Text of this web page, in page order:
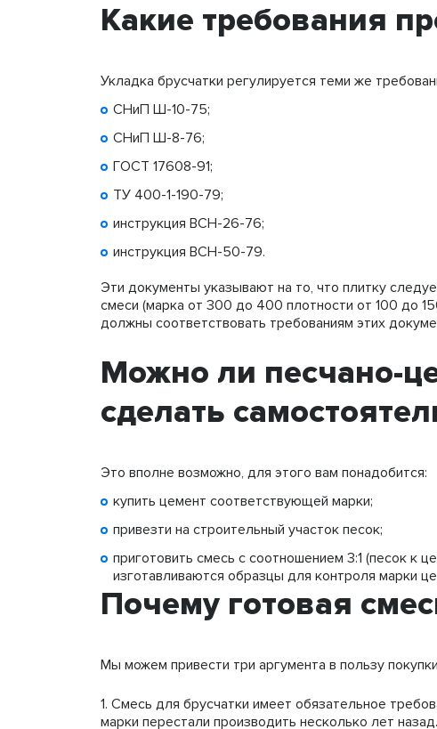
Какие требования
Укладка брусчатки регулируется теми же
СНиП Ш-10-75;
СНиП Ш-8-76;
ГОСТ 17608-91;
ТУ 400-1-190-79;
инструкция ВСН-26-76;
инструкция ВСН-50-79.
Эти документы указывают на то, что плитку
смеси (марка от 300 до 400 плотности от 100 до
должны соответствовать требованиям этих
Можно ли песчано-
сделать
Это вполне возможно, для этого вам понадобится:
купить цемент соответствующей марки;
привезти на строительный участок песок;
приготовить смесь с соотношением 3:1 (песок к
изготавливаются образцы для контроля марки
Почему готовая
Мы можем привести три аргумента в пользу
1. Смесь для брусчатки имеет обязательное
марки перестали производить несколько лет